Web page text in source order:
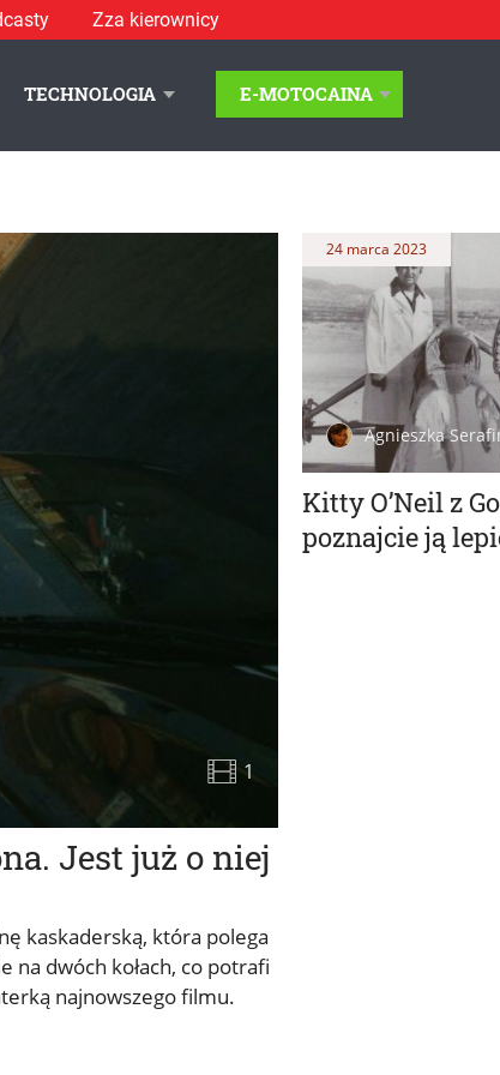
Zza kierownicy
TECHNOLOGIA E-MOTOCAINA
Jest już o niej
1
kaskaderską, która polega
na dwóch kołach, co potrafi
najnowszego filmu.
Kitty O’Neil z
poznajcie ją
24 marca 2023
Agnieszka